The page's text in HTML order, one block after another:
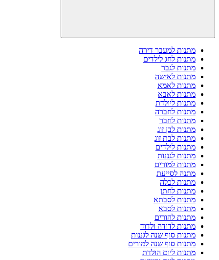
מתנות למעבר דירה
מתנות לחג לילדים
מתנות לגבר
מתנות לאישה
מתנות לאמא
מתנות לאבא
מתנות ליולדת
מתנות לחברה
מתנות לחבר
מתנות לבן זוג
מתנות לבת זוג
מתנות לילדים
מתנות לגננות
מתנות למורים
מתנה לסייעת
מתנות לכלה
מתנות לחתן
מתנות לסבתא
מתנות לסבא
מתנות להורים
מתנות לדודה ולדוד
מתנות סוף שנה לגננות
מתנות סוף שנה למורים
מתנות ליום הולדת